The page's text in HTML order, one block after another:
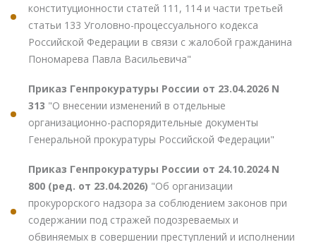
конституционности статей 111, 114 и части третьей
статьи 133 Уголовно-процессуального кодекса
Российской Федерации в связи с жалобой гражданина
Пономарева Павла Васильевича"
Приказ Генпрокуратуры России от 23.04.2026 N
313 "О внесении изменений в отдельные
организационно-распорядительные документы
Генеральной прокуратуры Российской Федерации"
Приказ Генпрокуратуры России от 24.10.2024 N
800 (ред. от 23.04.2026) "Об организации
прокурорского надзора за соблюдением законов при
содержании под стражей подозреваемых и
обвиняемых в совершении преступлений и исполнении